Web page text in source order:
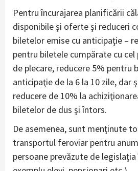
Pentru încurajarea planificării
disponibile şi oferte şi reduceri
biletelor emise cu anticipaţie –
pentru biletele cumpărate cu
de plecare, reducere 5% pentru
anticipaţie de la 6 la 10 zile, dar
reducere de 10% la
biletelor de dus şi întors.
De asemenea, sunt menţinute
transportul feroviar pentru
persoane prevăzute de